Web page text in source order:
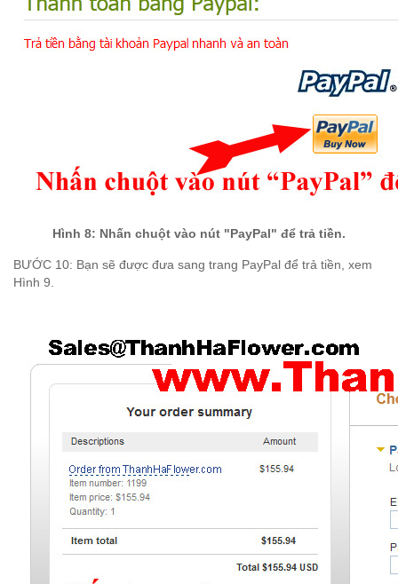
Hình 8: Nhấn chuột vào nút "PayPal" để trả tiền.
BƯỚC 10: Bạn sẽ được đưa sang trang PayPal để trả tiền, xem
Hình 9.